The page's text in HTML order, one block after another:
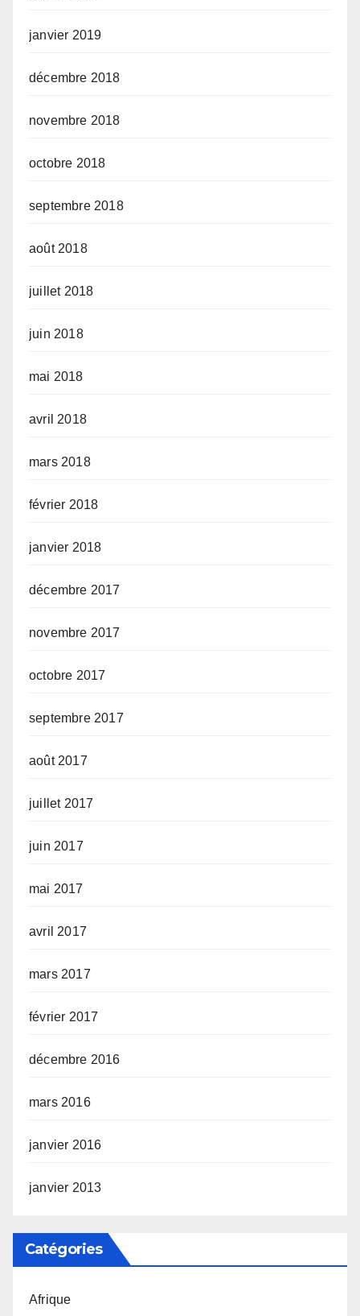
janvier 2019
décembre 2018
novembre 2018
octobre 2018
septembre 2018
août 2018
juillet 2018
juin 2018
mai 2018
avril 2018
mars 2018
février 2018
janvier 2018
décembre 2017
novembre 2017
octobre 2017
septembre 2017
août 2017
juillet 2017
juin 2017
mai 2017
avril 2017
mars 2017
février 2017
décembre 2016
mars 2016
janvier 2016
janvier 2013
Catégories
Afrique